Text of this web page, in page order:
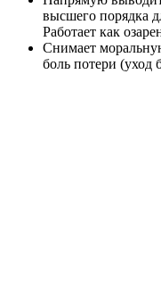
высшего порядка
Работает как
Снимает
боль потери (уход